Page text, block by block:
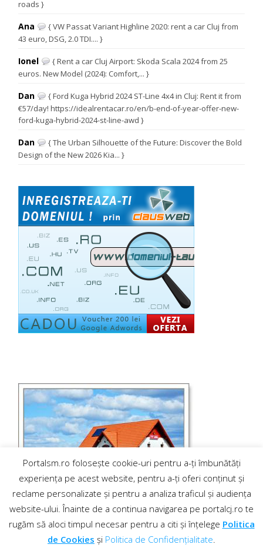
roads }
Ana
{ VW Passat Variant Highline 2020: rent a car Cluj from
43 euro, DSG, 2.0 TDI.... }
Ionel
{ Rent a car Cluj Airport: Skoda Scala 2024 from 25
euros. New Model (2024): Comfort,... }
Dan
{ Ford Kuga Hybrid 2024 ST-Line 4x4 in Cluj: Rent it from
€57/day! https://idealrentacar.ro/en/b-end-of-year-offer-new-
ford-kuga-hybrid-2024-st-line-awd }
Dan
{ The Urban Silhouette of the Future: Discover the Bold
Design of the New 2026 Kia... }
Portalsm.ro folosește cookie-uri pentru a-ți îmbunătăți
experiența pe acest website, pentru a-ți oferi conținut și
reclame personalizate și pentru a analiza traficul și audiența
website-ului. Înainte de a continua navigarea pe portalcj.ro te
rugăm să aloci timpul necesar pentru a citi și înțelege Politica
de Cookies și Politica de Confidențialitate.